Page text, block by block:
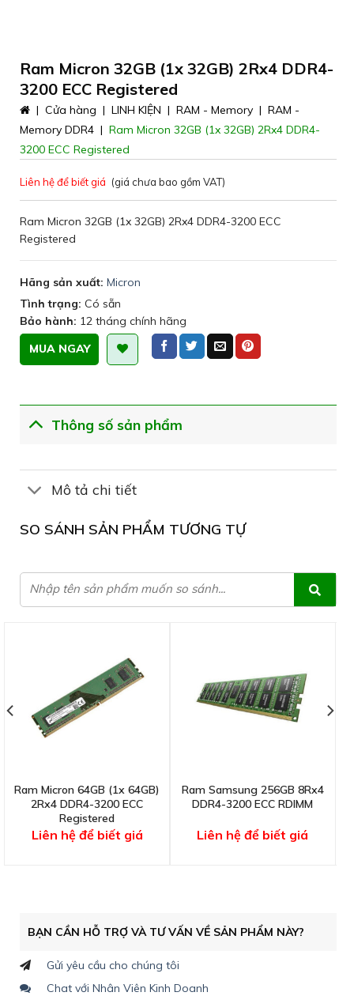
BẠN CẦN HỖ TRỢ VÀ TƯ VẤN VỀ SẢN PHẨM NÀY?
Gửi yêu cầu cho chúng tôi
Chat với Nhân Viên Kinh Doanh
Ram Micron 32GB (1x 32GB) 2Rx4 DDR4-
3200 ECC Registered
| Cửa hàng | LINH KIỆN | RAM - Memory | RAM -
Memory DDR4 | Ram Micron 32GB (1x 32GB) 2Rx4 DDR4-
3200 ECC Registered
Liên hệ để biết giá (giá chưa bao gồm VAT)
Ram Micron 32GB (1x 32GB) 2Rx4 DDR4-3200 ECC
Registered
Hãng sản xuất: Micron
Tình trạng: Có sẵn
Bảo hành: 12 tháng chính hãng
MUA NGAY
Thông số sản phẩm
Mô tả chi tiết
SO SÁNH SẢN PHẨM TƯƠNG TỰ
Ram Micron 64GB (1x 64GB)
2Rx4 DDR4-3200 ECC
Registered
Liên hệ để biết giá
Ram Samsung 256GB 8Rx4
DDR4-3200 ECC RDIMM
Liên hệ để biết giá